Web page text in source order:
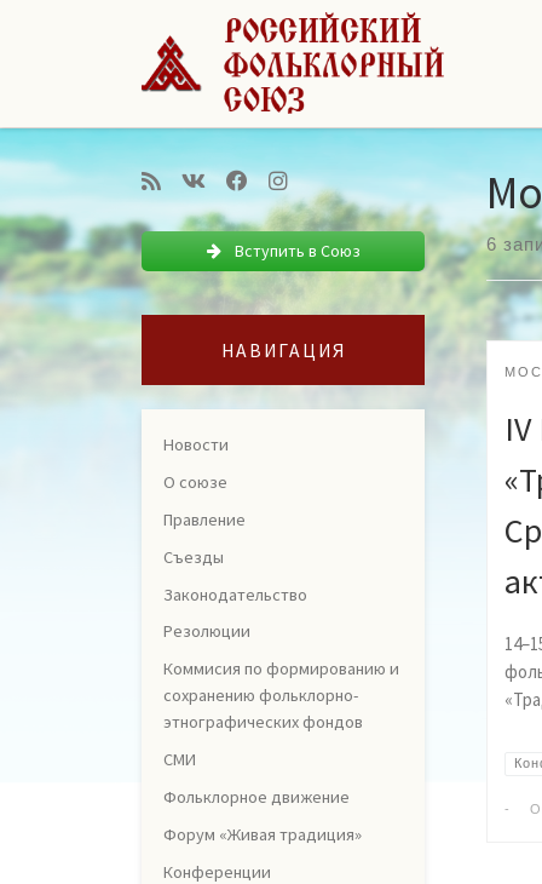
Перейти к содержимому
6
-
Вступить в Союз
НАВИГАЦИЯ
Новости
О союзе
Правление
Съезды
Законодательство
Резолюции
Коммисия по формированию и
сохранению фольклорно-
этнографических фондов
СМИ
Фольклорное движение
Форум «Живая традиция»
Конференции